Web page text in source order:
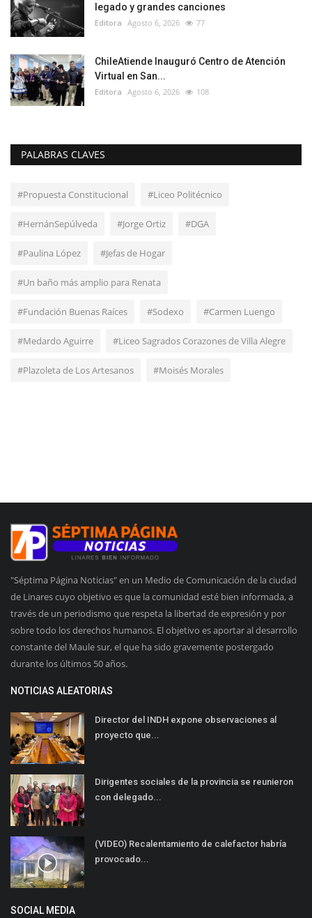
legado y grandes canciones
Editora Agosto 6, 2026 77
ChileAtiende Inauguró Centro de Atención
Virtual en San...
Editora Agosto 6, 2026 108
PALABRAS CLAVES
#Propuesta Constitucional #Liceo Politécnico
#HernánSepúlveda #Jorge Ortiz #DGA
#Paulina López #Jefas de Hogar
#Un baño más amplio para Renata
#Fundación Buenas Raíces #Sodexo #Carmen Luengo
#Medardo Aguirre #Liceo Sagrados Corazones de Villa Alegre
#Plazoleta de Los Artesanos #Moisés Morales
"Séptima Página Noticias" en un Medio de Comunicación de la ciudad
de Linares cuyo objetivo es que la comunidad esté bien informada, a
través de un periodismo que respeta la libertad de expresión y por
sobre todo los derechos humanos. El objetivo es aportar al desarrollo
constante del Maule sur, el que ha sido gravemente postergado
durante los últimos 50 años.
NOTICIAS ALEATORIAS
Director del INDH expone observaciones al
proyecto que...
Dirigentes sociales de la provincia se reunieron
con delegado...
(VIDEO) Recalentamiento de calefactor habría
provocado...
SOCIAL MEDIA